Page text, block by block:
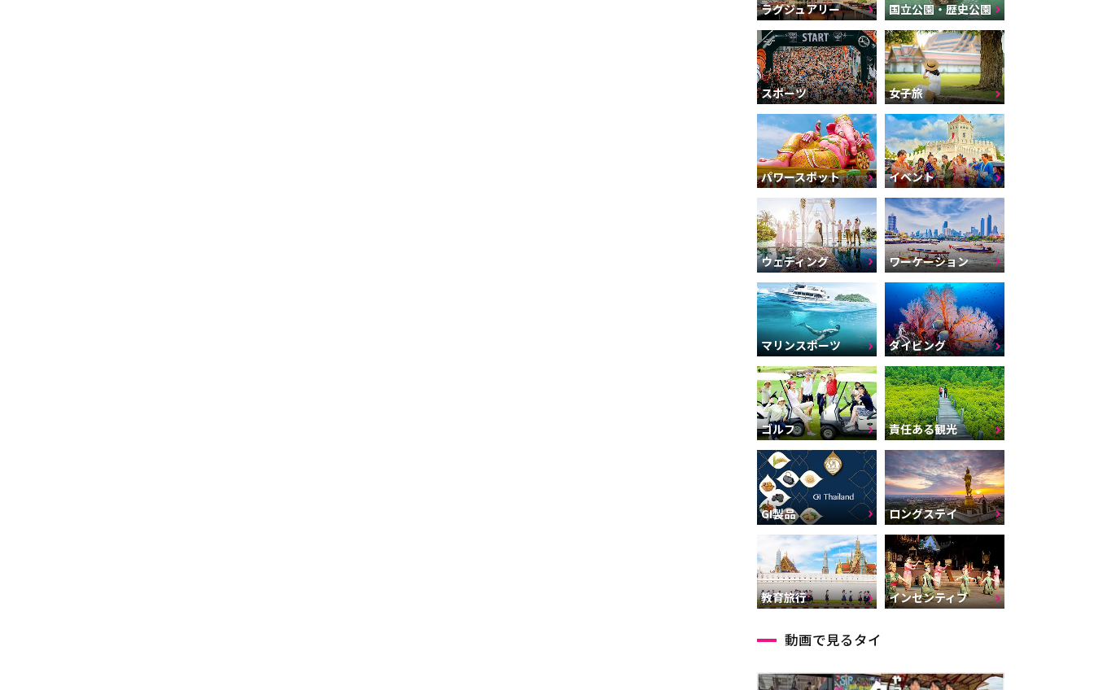
ラグジュアリー 国立公園・歴史公園
スポーツ 女子旅
パワースポット イベント
ウェディング ワーケーション
マリンスポーツ ダイビング
ゴルフ 責任ある観光
GI製品 ロングステイ
教育旅行 インセンティブ
動画で見るタイ